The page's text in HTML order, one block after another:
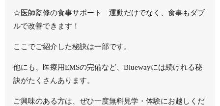
☆医師監修の食事サポート 運動だけでなく、食事もダブ
ルで改善できます！
ここでご紹介した秘訣は一部です。
他にも、医療用EMSの完備など、Bluewayには続けれる秘
訣がたくさんあります。
ご興味のある方は、ぜひ一度無料見学・体験にお越しくだ